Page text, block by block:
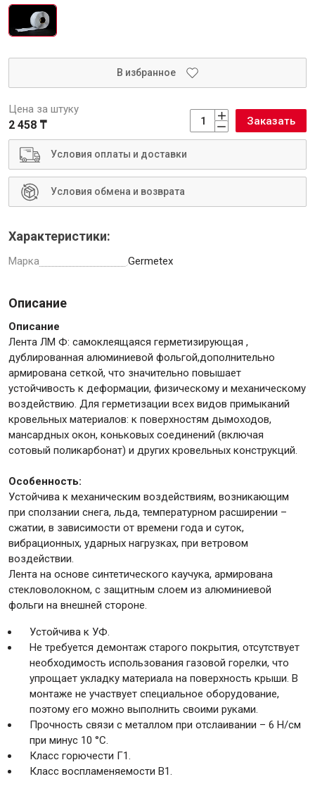
В избранное
Цена за штуку
2 458 ₸ Заказать
Условия оплаты и доставки
Условия обмена и возврата
Характеристики:
Марка Germetex
Описание
Описание
Лента ЛМ Ф: самоклеящаяся герметизирующая ,
дублированная алюминиевой фольгой,дополнительно
армирована сеткой, что значительно повышает
устойчивость к деформации, физическому и механическому
воздействию. Для герметизации всех видов примыканий
кровельных материалов: к поверхностям дымоходов,
мансардных окон, коньковых соединений (включая
сотовый поликарбонат) и других кровельных конструкций.
Особенность:
Устойчива к механическим воздействиям, возникающим
при сползании снега, льда, температурном расширении –
сжатии, в зависимости от времени года и суток,
вибрационных, ударных нагрузках, при ветровом
воздействии.
Лента на основе синтетического каучука, армирована
стекловолокном, с защитным слоем из алюминиевой
фольги на внешней стороне.
Устойчива к УФ.
Не требуется демонтаж старого покрытия, отсутствует
необходимость использования газовой горелки, что
упрощает укладку материала на поверхность крыши. В
монтаже не участвует специальное оборудование,
поэтому его можно выполнить своими руками.
Прочность связи с металлом при отслаивании – 6 Н/см
при минус 10 °С.
Класс горючести Г1.
Класс воспламеняемости В1.
Обои
Ещё 5
Водоснабжение и водоотведение
Электро-оборудование
Малярный инструмент
Специализированный инструмент
Пистолеты для ремонта
Инструмент для штукатурно-отделочных работ
Ещё 2
Сантехника
Крепежи
Анкеры
Монтажные ленты
Канаты, шнуры
Всё для дома и сада
Товары для бани и сауны